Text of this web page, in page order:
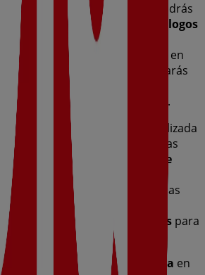
de
en Tiendeo, donde podrás
ofertas promociones
catálogos
del sector de
tienda física está ubicada en
38
Corella , y en ella encontrarás
de calidad que te
todo el
.
toda la información actualizada
horarios de apertura, las ofertas
exacta de la tienda en
Calle
. Además, tendrás acceso a los
Dia
, donde podrás descubrir las
y aprovechar grandes
de
Hiper-Supermercados para
de visitar la tienda de
Dia en